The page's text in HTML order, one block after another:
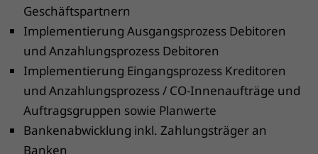
Geschäftspartnern
Implementierung Ausgangsprozess Debitoren
und Anzahlungsprozess Debitoren
Implementierung Eingangsprozess Kreditoren
und Anzahlungsprozess / CO-Innenaufträge und
Auftragsgruppen sowie Planwerte
Bankenabwicklung inkl. Zahlungsträger an
Banken